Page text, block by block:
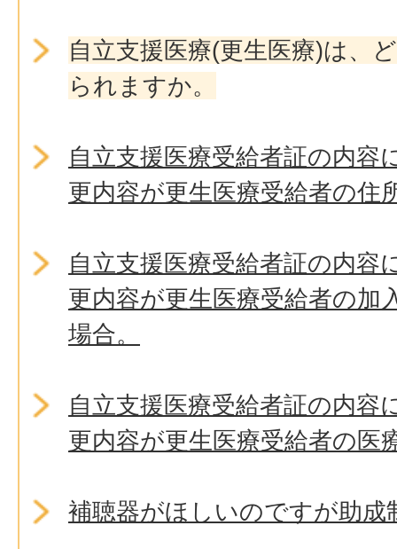
自立支援医療(更生医療)は、
られますか。
自立支援医療受給者証の内容
更内容が更生医療受給者の住
自立支援医療受給者証の内容
更内容が更生医療受給者の加
場合。
自立支援医療受給者証の内容
更内容が更生医療受給者の医
補聴器がほしいのですが助成